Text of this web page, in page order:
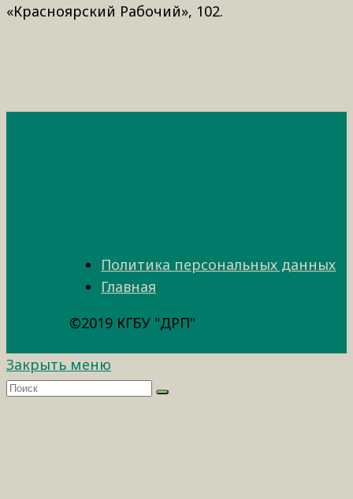
«Красноярский Рабочий», 102.
Политика персональных данных
Главная
©2019 КГБУ "ДРП"
Закрыть меню